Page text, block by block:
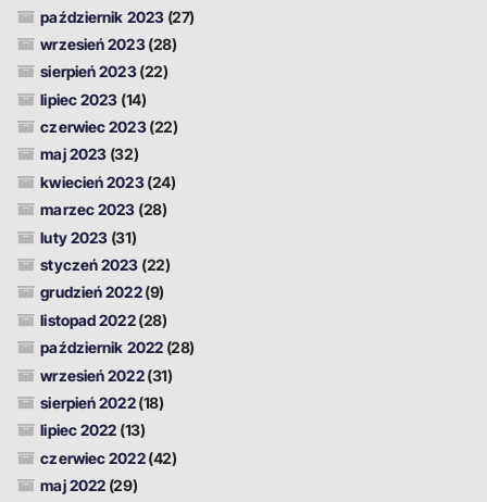
październik 2023(27)
wrzesień 2023(28)
sierpień 2023(22)
lipiec 2023 (14)
czerwiec 2023(22)
maj 2023 (32)
kwiecień 2023(24)
marzec 2023 (28)
luty 2023 (31)
styczeń 2023 (22)
grudzień 2022(9)
listopad 2022(28)
październik 2022(28)
wrzesień 2022(31)
sierpień 2022(18)
lipiec 2022 (13)
czerwiec 2022(42)
maj 2022 (29)